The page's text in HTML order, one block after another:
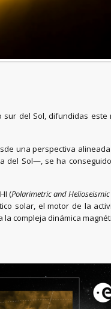
del Sol, difundidas
una perspectiva
del Sol—, se ha
(Polarimetric and
solar, el motor de la
compleja dinámica